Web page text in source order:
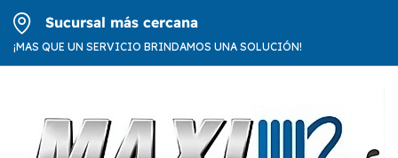
Sucursal más cercana
¡MAS QUE UN SERVICIO BRINDAMOS UNA SOLUCIÓN!